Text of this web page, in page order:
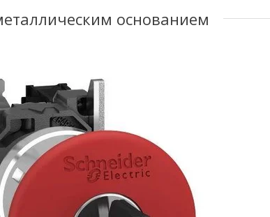
основанием